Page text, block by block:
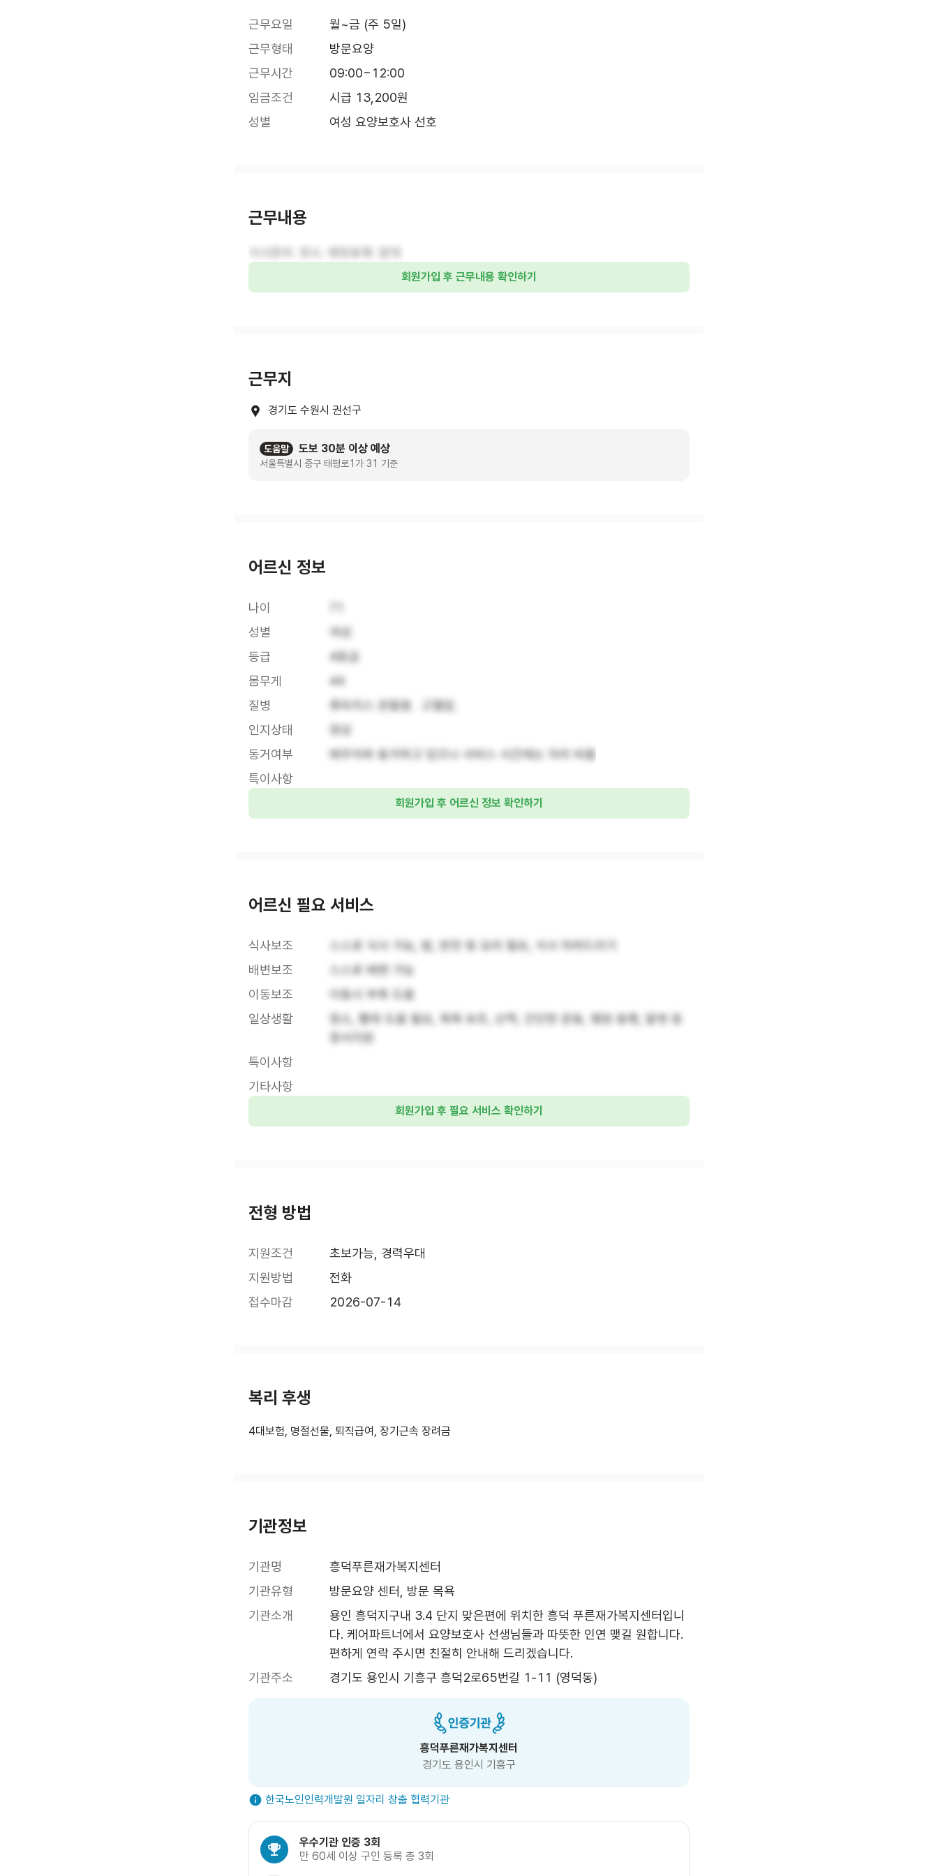
근무요일
월~금 (주 5일)
근무형태
방문요양
근무시간
09:00~12:00
임금조건
시급 13,200원
성별
여성 요양보호사 선호
근무내용
회원가입 후 근무내용 확인하기
근무지
경기도 수원시 권선구
도움말 도보 30분 이상 예상
서울특별시 중구 태평로1가 31 기준
어르신 정보
나이
성별
여성
등급
4등급
몸무게
44
질병
류마치스 관절염.  고혈압.
인지상태
정상
동거여부
배우자와 동거하고 있으나 서비스 시간에는 자리 비움
특이사항
회원가입 후 어르신 정보 확인하기
어르신 필요 서비스
식사보조
스스로 식사 가능, 밥, 반찬 등 요리 필요, 식사 차려드리기
배변보조
스스로 배변 가능
이동보조
이동시 부축 도움
일상생활
청소, 빨래 도움 필요, 목욕 보조, 산책, 간단한 운동, 병원 동행, 말벗 등
정서지원
특이사항
기타사항
회원가입 후 필요 서비스 확인하기
전형 방법
지원조건
초보가능, 경력우대
지원방법
전화
접수마감
2026-07-14
복리 후생
4대보험, 명절선물, 퇴직급여, 장기근속 장려금
기관정보
기관명
흥덕푸른재가복지센터
기관유형
방문요양 센터, 방문 목욕
기관소개
용인 흥덕지구내 3.4 단지 맞은편에 위치한 흥덕 푸른재가복지센터입니
다. 케어파트너에서 요양보호사 선생님들과 따뜻한 인연 맺길 원합니다.
편하게 연락 주시면 친절히 안내해 드리겠습니다.
기관주소
경기도 용인시 기흥구 흥덕2로65번길 1-11 (영덕동)
흥덕푸른재가복지센터
경기도 용인시 기흥구
한국노인인력개발원 일자리 창출 협력기관
우수기관 인증 3회
만 60세 이상 구인 등록 총 3회